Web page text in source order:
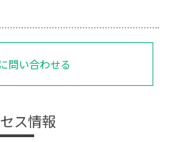
問い合わせる
ス情報